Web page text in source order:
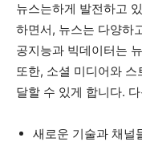
뉴스는하게 발전하고
하면서, 뉴스는 다양하
공지능과 빅데이터는
또한, 소셜 미디어와
달할 수 있게 합니다.
새로운 기술과 채널